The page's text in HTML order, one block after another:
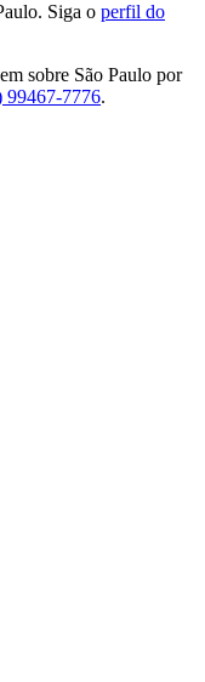
Siga o perfil do
sobre São Paulo por
99467-7776.